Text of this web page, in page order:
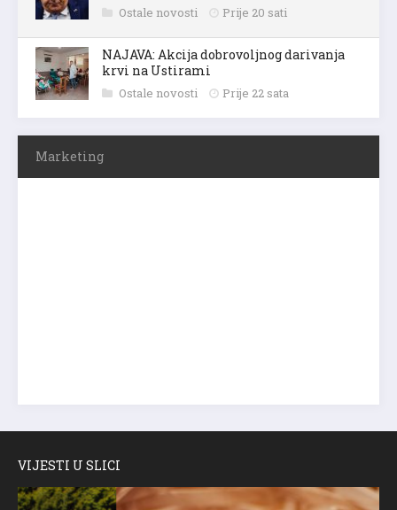
Ostale novosti Prije 20 sati
NAJAVA: Akcija dobrovoljnog darivanja
krvi na Ustirami
Ostale novosti Prije 22 sata
Marketing
VIJESTI U SLICI